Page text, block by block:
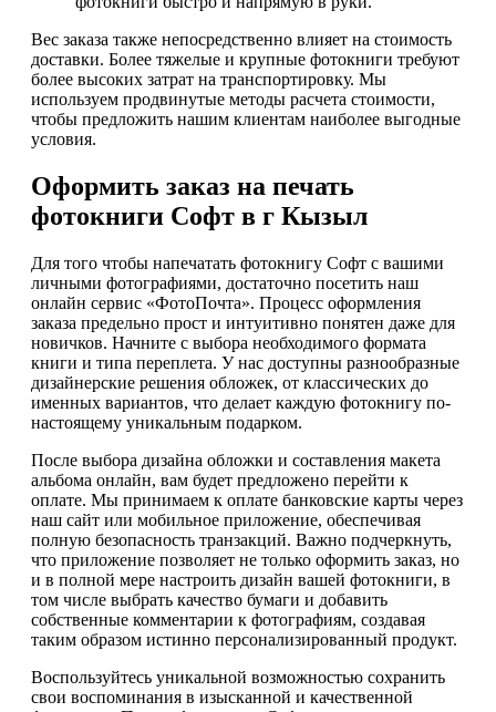
Вес заказа также непосредственно влияет на стоимость
доставки. Более тяжелые и крупные фотокниги требуют
более высоких затрат на транспортировку. Мы
используем продвинутые методы расчета стоимости,
чтобы предложить нашим клиентам наиболее выгодные
условия.
Оформить заказ на печать
фотокниги Софт в г Кызыл
Для того чтобы напечатать фотокнигу Софт с вашими
личными фотографиями, достаточно посетить наш
онлайн сервис «ФотоПочта». Процесс оформления
заказа предельно прост и интуитивно понятен даже для
новичков. Начните с выбора необходимого формата
книги и типа переплета. У нас доступны разнообразные
дизайнерские решения обложек, от классических до
именных вариантов, что делает каждую фотокнигу по-
настоящему уникальным подарком.
После выбора дизайна обложки и составления макета
альбома онлайн, вам будет предложено перейти к
оплате. Мы принимаем к оплате банковские карты через
наш сайт или мобильное приложение, обеспечивая
полную безопасность транзакций. Важно подчеркнуть,
что приложение позволяет не только оформить заказ, но
и в полной мере настроить дизайн вашей фотокниги, в
том числе выбрать качество бумаги и добавить
собственные комментарии к фотографиям, создавая
таким образом истинно персонализированный продукт.
Воспользуйтесь уникальной возможностью сохранить
свои воспоминания в изысканной и качественной